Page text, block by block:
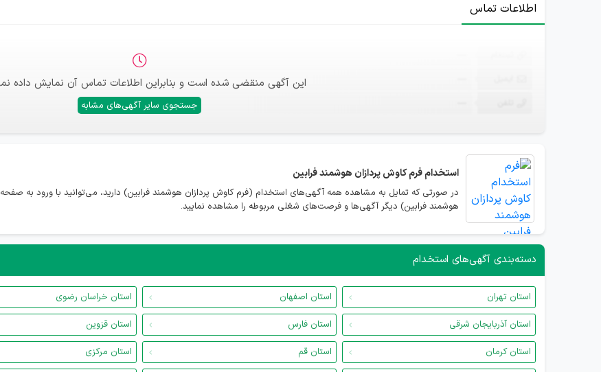
اطلاعات تماس
این آگهی منقضی شده است و بنابراین اطلاعات تماس آن نمایش داده
جستجوی سایر آگهی‌های مشابه
استخدامفرم کاوش پردازان هوشمند فرابین
در صورتی که تمایل به مشاهده همه آگهی‌های استخدام (فرم کاوش پردازان هوشمند فرابین) دارید، می‌توانید با ورود به
هوشمند فرابین) دیگر آگهی‌ها و فرصت‌های شغلی مربوطه را مشاهده نمایید.
دسته‌بندی آگهی‌های استخدام
استان تهران استان اصفهان استان خراسان رضوی
استان آذربایجان شرقی
استان فارس استان قزوین
استان کرمان
استان قم استان مرکزی